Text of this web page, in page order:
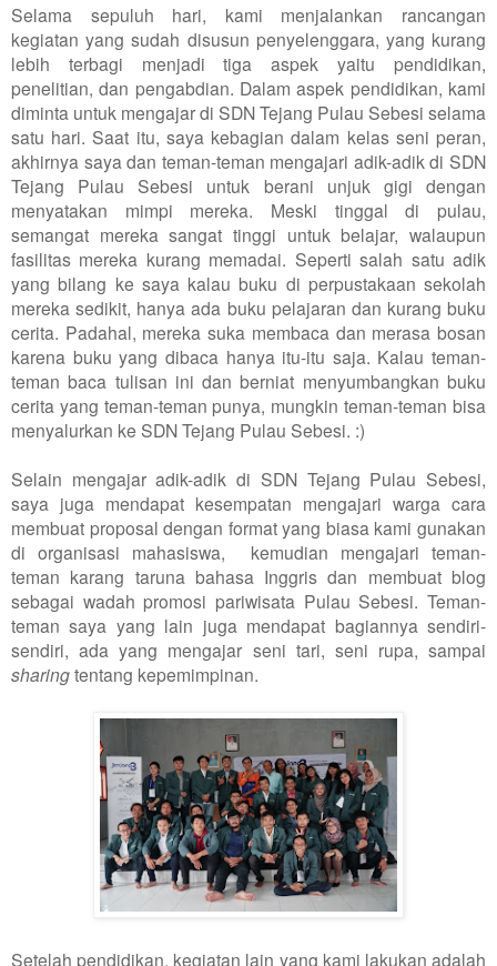
Selama sepuluh hari, kami menjalankan rancangan
kegiatan yang sudah disusun penyelenggara, yang kurang
lebih terbagi menjadi tiga aspek yaitu pendidikan,
penelitian, dan pengabdian. Dalam aspek pendidikan, kami
diminta untuk mengajar di SDN Tejang Pulau Sebesi selama
satu hari. Saat itu, saya kebagian dalam kelas seni peran,
akhirnya saya dan teman-teman mengajari adik-adik di SDN
Tejang Pulau Sebesi untuk berani unjuk gigi dengan
menyatakan mimpi mereka. Meski tinggal di pulau,
semangat mereka sangat tinggi untuk belajar, walaupun
fasilitas mereka kurang memadai. Seperti salah satu adik
yang bilang ke saya kalau buku di perpustakaan sekolah
mereka sedikit, hanya ada buku pelajaran dan kurang buku
cerita. Padahal, mereka suka membaca dan merasa bosan
karena buku yang dibaca hanya itu-itu saja. Kalau teman-
teman baca tulisan ini dan berniat menyumbangkan buku
cerita yang teman-teman punya, mungkin teman-teman bisa
menyalurkan ke SDN Tejang Pulau Sebesi. :)
Selain mengajar adik-adik di SDN Tejang Pulau Sebesi,
saya juga mendapat kesempatan mengajari warga cara
membuat proposal dengan format yang biasa kami gunakan
di organisasi mahasiswa, kemudian mengajari teman-
teman karang taruna bahasa Inggris dan membuat blog
sebagai wadah promosi pariwisata Pulau Sebesi. Teman-
teman saya yang lain juga mendapat bagiannya sendiri-
sendiri, ada yang mengajar seni tari, seni rupa, sampai
sharingtentang kepemimpinan.
Setelah pendidikan, kegiatan lain yang kami lakukan adalah